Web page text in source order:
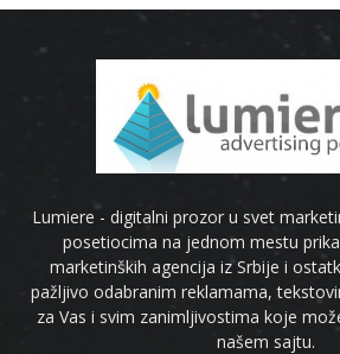
Lumiere - digitalni prozor u svet
posetiocima na jednom mestu
marketinških agencija iz Srbije i
pažljivo odabranim reklamama,
za Vas i svim zanimljivostima koje
našem sajtu.